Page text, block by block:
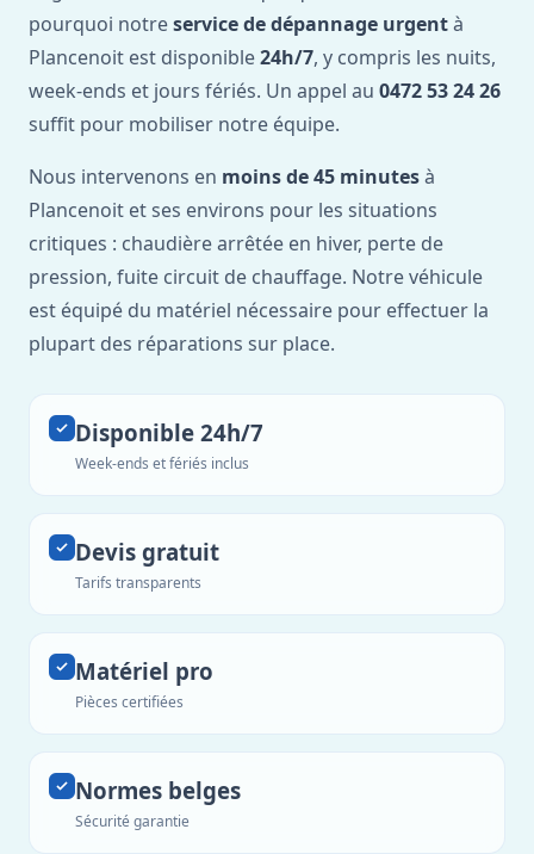
pourquoi notreservice de dépannage urgentà
Plancenoit est disponible24h/7, y compris les nuits,
week-ends et jours fériés. Un appel au 0472 53 24 26
suffit pour mobiliser notre équipe.
Nous intervenons en moins de 45 minutesà
Plancenoit et ses environs pour les situations
critiques : chaudière arrêtée en hiver, perte de
pression, fuite circuit de chauffage. Notre véhicule
est équipé du matériel nécessaire pour effectuer la
plupart des réparations sur place.
Disponible 24h/7
Week-ends et fériés inclus
Devis gratuit
Tarifs transparents
Matériel pro
Pièces certifiées
Normes belges
Sécurité garantie